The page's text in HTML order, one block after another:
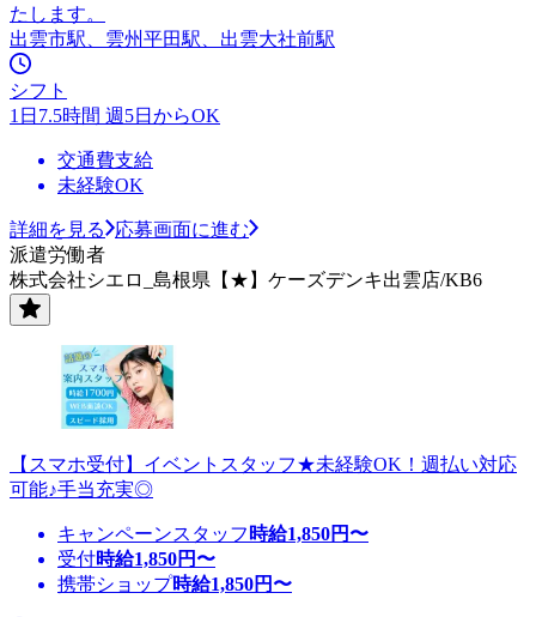
たします。
出雲市駅、雲州平田駅、出雲大社前駅
シフト
1日7.5時間 週5日からOK
交通費支給
未経験OK
詳細を見る
応募画面に進む
派遣労働者
株式会社シエロ_島根県【★】ケーズデンキ出雲店/KB6
【スマホ受付】イベントスタッフ★未経験OK！週払い対応
可能♪手当充実◎
キャンペーンスタッフ 時給1,850円〜
受付時給1,850円〜
携帯ショップ時給1,850円〜